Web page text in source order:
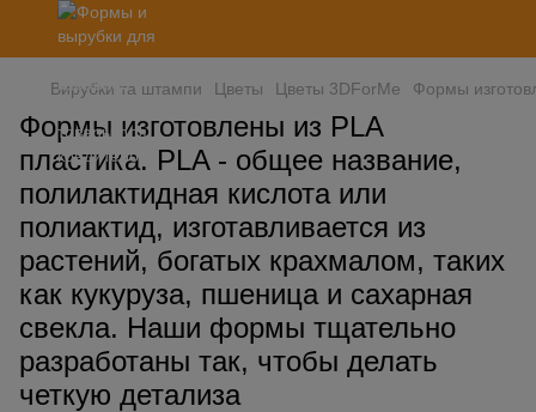
Вирубки та штампи Цветы Цветы 3DForMe Формы
Формы изготовлены из PLA
пластика. PLA - общее название,
полилактидная кислота или
полиактид, изготавливается из
растений, богатых крахмалом, таких
как кукуруза, пшеница и сахарная
свекла. Наши формы тщательно
разработаны так, чтобы делать
четкую детализа